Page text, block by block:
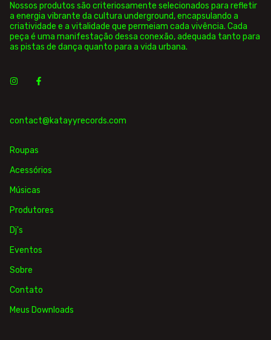
Nossos produtos são criteriosamente selecionados para refletir
a energia vibrante da cultura underground, encapsulando a
criatividade e a vitalidade que permeiam cada vivência. Cada
peça é uma manifestação dessa conexão, adequada tanto para
as pistas de dança quanto para a vida urbana.
contact@katayyrecords.com
Roupas
Acessórios
Músicas
Produtores
Dj's
Eventos
Sobre
Contato
Meus Downloads